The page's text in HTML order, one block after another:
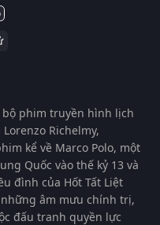
bộ phim truyền hình lịch
Lorenzo Richelmy,
kể về Marco Polo, một
Quốc vào thế kỷ 13 và
đình của Hốt Tất Liệt
những âm mưu chính trị,
đấu tranh quyền lực